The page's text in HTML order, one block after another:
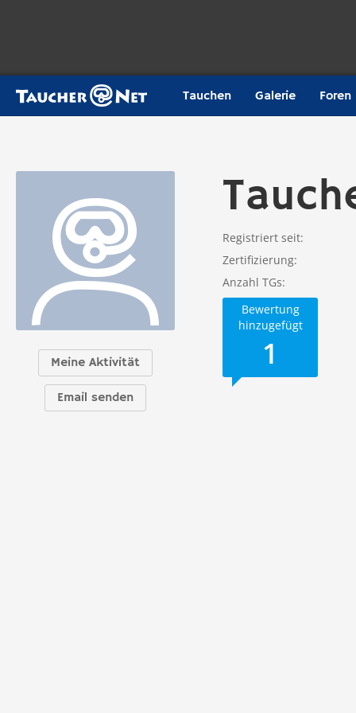
Tauchen Galerie Foren
Meine Aktivität
Email senden
Registriert seit
Zertifizierung
Anzahl TGs
Bewertung
hinzugefügt
1